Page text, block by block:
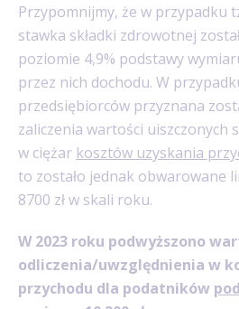
Przypomnijmy, że w przypadku
stawka składki zdrowotnej
poziomie 4,9% podstawy
przez nich dochodu. W
przedsiębiorców przyznana
zaliczenia wartości uiszczonych
w ciężar kosztów uzyskania
to zostało jednak obwarowane
8700 zł w skali roku.
W 2023 roku podwyższono
odliczenia/uwzględnienia w
przychodu dla podatników